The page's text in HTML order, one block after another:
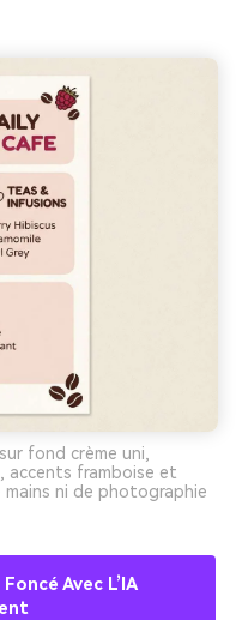
fond crème uni,
accents framboise et
mains ni de photographie
Avec L’IA